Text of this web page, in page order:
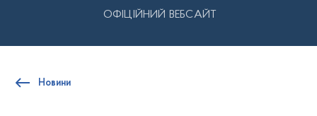
ОФІЦІЙНИЙ ВЕБСАЙТ
Новини